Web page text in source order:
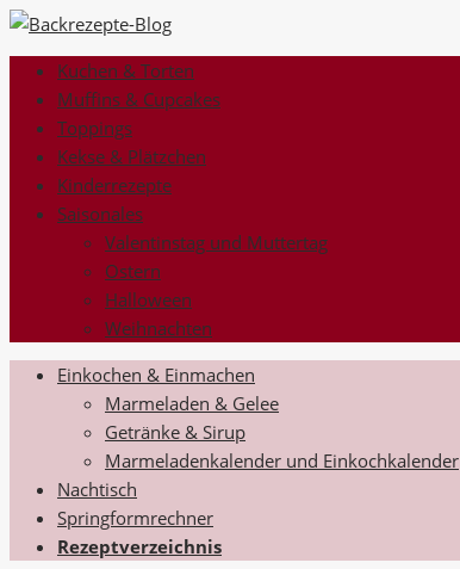
Kuchen & Torten
Muffins & Cupcakes
Toppings
Kekse & Plätzchen
Kinderrezepte
Saisonales
Valentinstag und Muttertag
Ostern
Halloween
Weihnachten
Einkochen & Einmachen
Marmeladen & Gelee
Getränke & Sirup
Marmeladenkalender und Einkochkalender
Nachtisch
Springformrechner
Rezeptverzeichnis